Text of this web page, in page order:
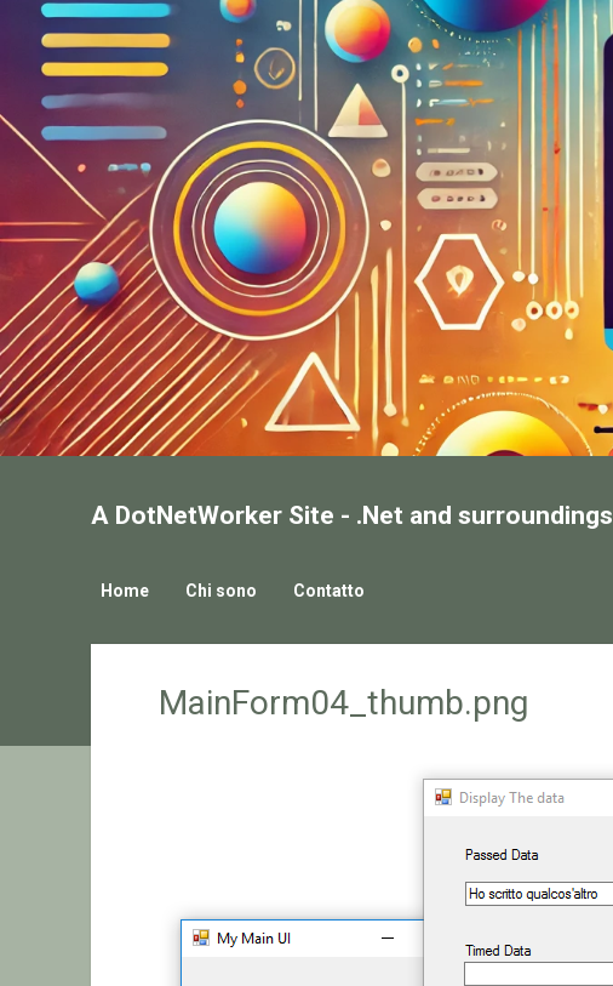
A DotNetWorker Site - .Net and surroundings
Home Chi sono Contatto
MainForm04_thumb.png